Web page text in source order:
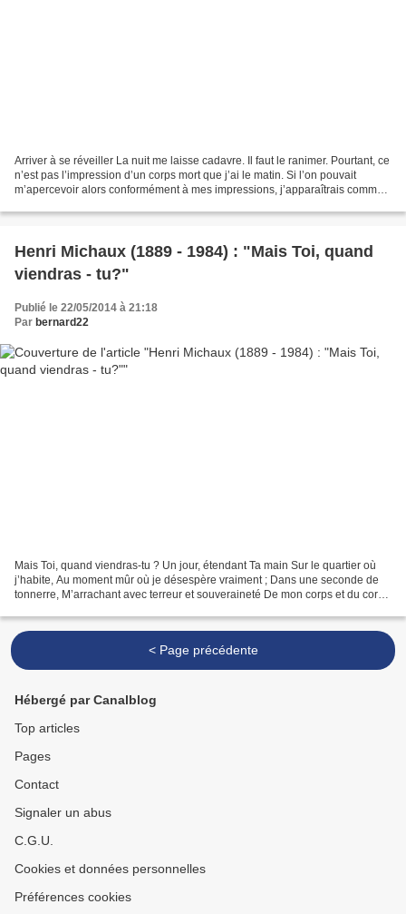
Arriver à se réveiller La nuit me laisse cadavre. Il faut le ranimer. Pourtant, ce
n’est pas l’impression d’un corps mort que j’ai le matin. Si l’on pouvait
m’apercevoir alors conformément à mes impressions, j’apparaîtrais comme
Henri Michaux (1889 - 1984) : "Mais Toi, quand
viendras - tu?"
Publié le 22/05/2014 à 21:18
Par bernard22
Mais Toi, quand viendras-tu ? Un jour, étendant Ta main Sur le quartier où
j’habite, Au moment mûr où je désespère vraiment ; Dans une seconde de
tonnerre, M’arrachant avec terreur et souveraineté De mon corps et du corps
< Page précédente
Hébergé par Canalblog
Top articles
Pages
Contact
Signaler un abus
C.G.U.
Cookies et données personnelles
Préférences cookies